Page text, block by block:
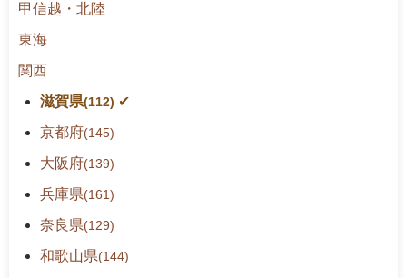
甲信越・北陸
東海
関西
滋賀県(112)
京都府(145)
大阪府(139)
兵庫県(161)
奈良県(129)
和歌山県(144)